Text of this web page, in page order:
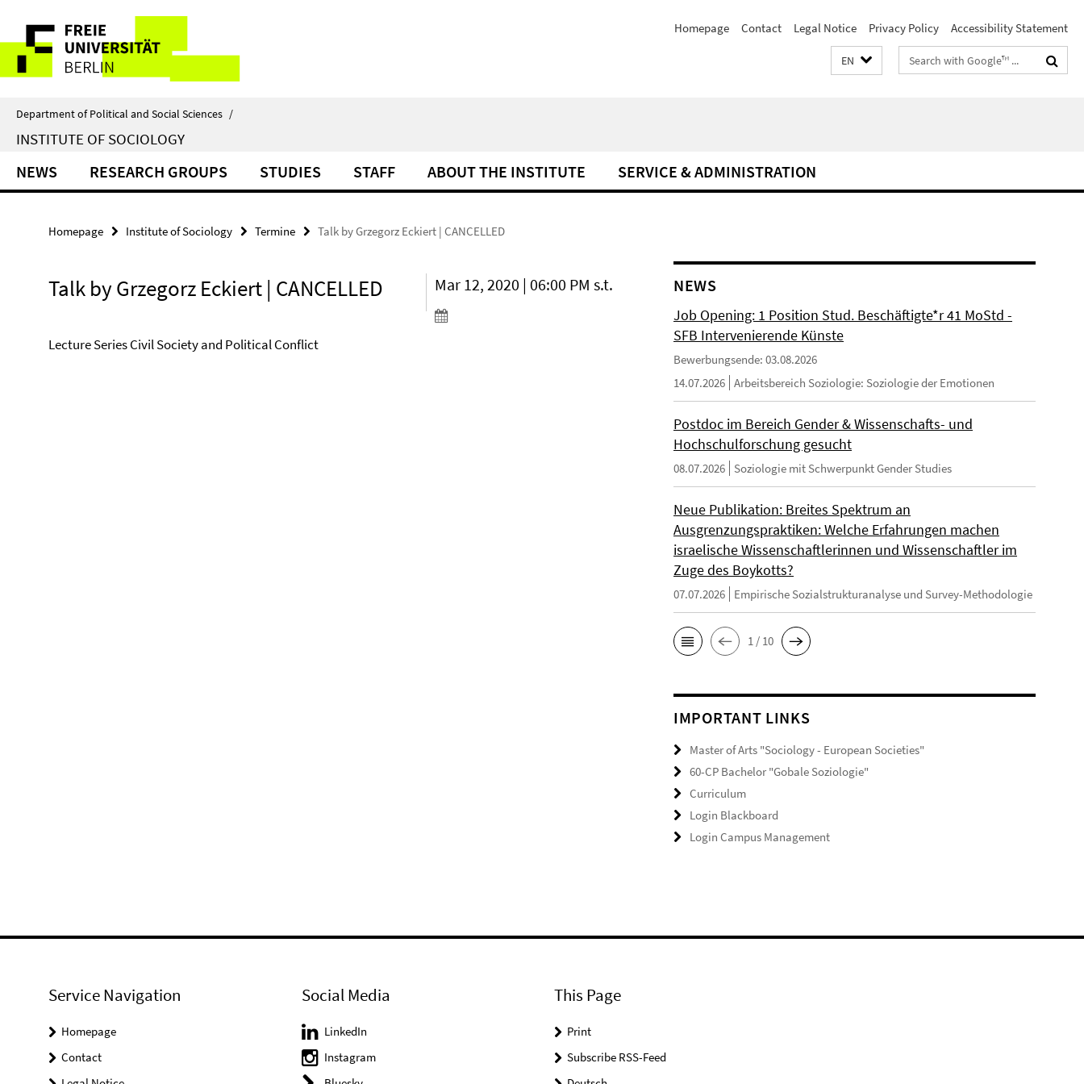
direkt
Inhalt
Service
Navigation
Homepage Contact Legal Notice Privacy Policy Accessibility Statement
EN
Search
terms
Department of Political and Social Sciences /
INSTITUTE OF SOCIOLOGY
NEWS RESEARCH GROUPS STUDIES STAFF ABOUT THE INSTITUTE SERVICE & ADMINISTRATION
Homepage Institute of Sociology Termine Talk by Grzegorz Eckiert | CANCELLED
Talk by Grzegorz Eckiert | CANCELLED Mar 12, 2020 | 06:00 PM s.t.
Lecture Series Civil Society and Political Conflict
NEWS
Job Opening: 1 Position Stud. Beschäftigte*r 41 MoStd -
SFB Intervenierende Künste
Bewerbungsende: 03.08.2026
14.07.2026 Arbeitsbereich Soziologie: Soziologie der Emotionen
Postdoc im Bereich Gender & Wissenschafts- und
Hochschulforschung gesucht
08.07.2026 Soziologie mit Schwerpunkt Gender Studies
Neue Publikation: Breites Spektrum an
Ausgrenzungspraktiken: Welche Erfahrungen machen
israelische Wissenschaftlerinnen und Wissenschaftler im
Zuge des Boykotts?
07.07.2026 Empirische Sozialstrukturanalyse und Survey-Methodologie
1 / 10
IMPORTANT LINKS
Master of Arts "Sociology - European Societies"
60-CP Bachelor "Gobale Soziologie"
Curriculum
Login Blackboard
Login Campus Management
Service Navigation
Homepage
Contact
Social Media
LinkedIn
Instagram
This Page
Print
Subscribe RSS-Feed